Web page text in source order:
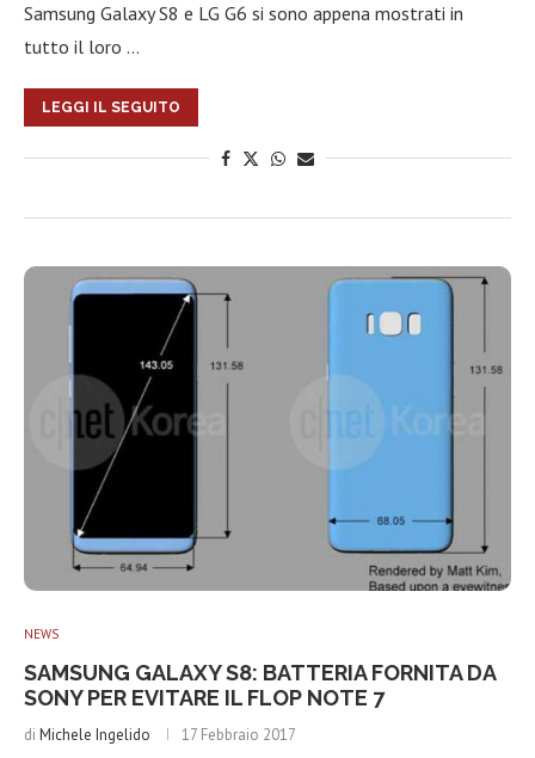
Samsung Galaxy S8 e LG G6 si sono appena mostrati in
tutto il loro …
LEGGI IL SEGUITO
NEWS
SAMSUNG GALAXY S8: BATTERIA FORNITA DA
SONY PER EVITARE IL FLOP NOTE 7
di Michele Ingelido 17 Febbraio 2017